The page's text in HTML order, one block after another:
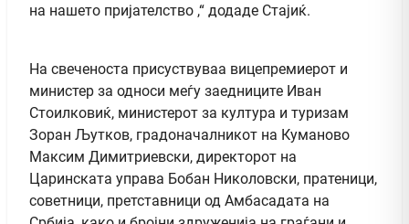
на нашето пријателство ,“ додаде Стајиќ.
На свеченоста присуствуваа вицепремиерот и
министер за односи меѓу заедниците Иван
Стоилковиќ, министерот за култура и туризам
Зоран Љутков, градоначалникот на Куманово
Максим Димитриевски, директорот на
Царинската управа Бобан Николовски, пратеници,
советници, претставници од Амбасадата на